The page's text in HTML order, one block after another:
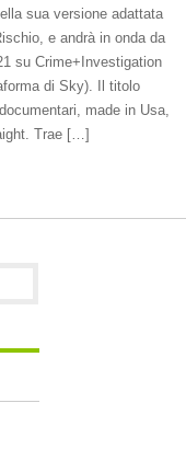
sua versione adattata
e andrà in onda da
su Crime+Investigation
di Sky). Il titolo
made in Usa,
Trae […]